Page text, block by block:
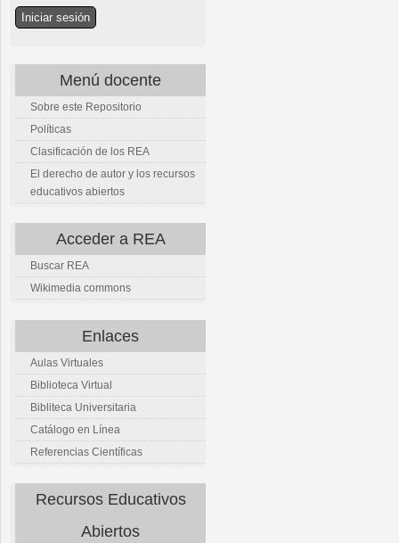
Menú docente
Sobre este Repositorio
Políticas
Clasificación de los REA
El derecho de autor y los recursos
educativos abiertos
Acceder a REA
Buscar REA
Wikimedia commons
Enlaces
Aulas Virtuales
Biblioteca Virtual
Bibliteca Universitaria
Catálogo en Línea
Referencias Científicas
Recursos Educativos
Abiertos